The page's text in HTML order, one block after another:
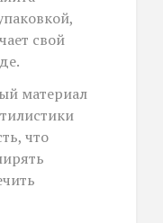
свой
материал
что